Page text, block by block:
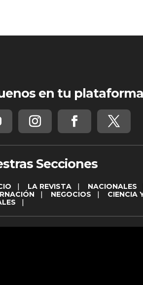
en tu
Secciones
LA REVISTA| NACIONALES
NEGOCIOS CIENCIA